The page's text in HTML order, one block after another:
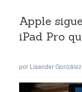
Apple
iPad Pro
por Lisander González